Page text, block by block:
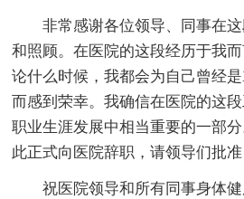
非常感谢各位领导、同事在
和照顾。在医院的这段经历于我
论什么时候，我都会为自己曾经
而感到荣幸。我确信在医院的这
职业生涯发展中相当重要的一部
此正式向医院辞职，请领导们批准
祝医院领导和所有同事身体健